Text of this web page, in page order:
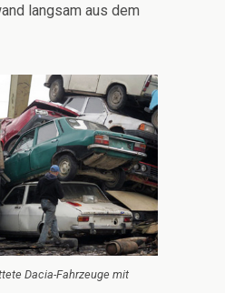
langsam aus dem
Dacia-Fahrzeuge mit